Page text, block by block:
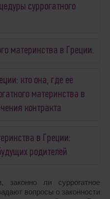
суррогатного
материнства в Греции.
кто она, где ее
материнства в
контракта
в Греции:
родителей
ли суррогатное
вопросы о законности